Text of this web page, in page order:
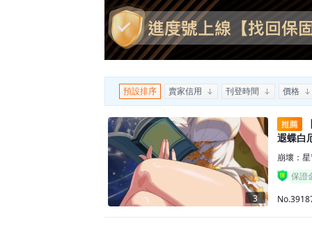
預設排序 賣家信用 刊登時間 價格
3
遐蝶白
崩壞：
保證